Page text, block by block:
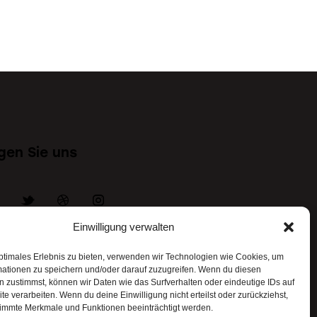
Einwilligung verwalten
Erlebnis zu bieten, verwenden wir Technologien wie Cookies, um
zu speichern und/oder darauf zuzugreifen. Wenn du diesen
zustimmst, können wir Daten wie das Surfverhalten oder eindeutige IDs auf
verarbeiten. Wenn du deine Einwilligung nicht erteilst oder zurückziehst,
Merkmale und Funktionen beeinträchtigt werden.
Sie uns